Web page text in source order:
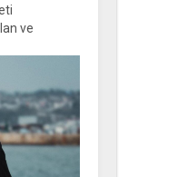
ve